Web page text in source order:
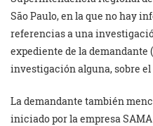
São Paulo, en la que no hay
referencias a una
expediente de la demandante
investigación alguna, sobre
La demandante también
iniciado por la empresa SAMA